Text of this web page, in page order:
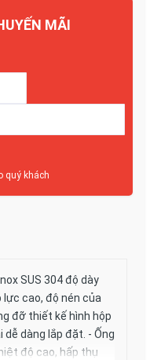
MÃI
quý khách
SUS 304 độ dày
cao, độ nén của
đỡ thiết kế hình hộp
dàng lắp đặt. - Ống
độ cao, hấp thụ